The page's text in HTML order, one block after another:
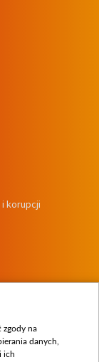
korupcji
zgody na
danych,
ich